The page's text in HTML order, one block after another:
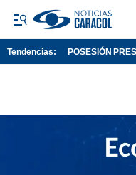
Tendencias: POSESIÓN